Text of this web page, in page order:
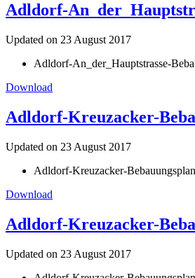
Adldorf-
Updated on 23 August 2017
Adldorf-An_der_Hauptstrasse-
Download
Adldorf-Kreuzacker-
Updated on 23 August 2017
Adldorf-Kreuzacker-
Download
Adldorf-Kreuzacker-
Updated on 23 August 2017